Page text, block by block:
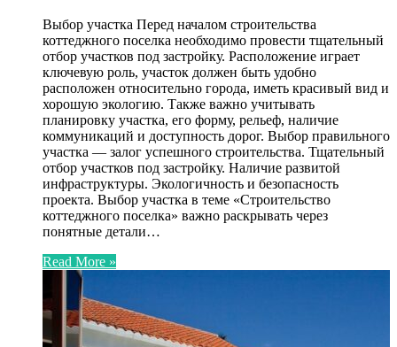
Выбор участка Перед началом строительства
коттеджного поселка необходимо провести тщательный
отбор участков под застройку. Расположение играет
ключевую роль, участок должен быть удобно
расположен относительно города, иметь красивый вид и
хорошую экологию. Также важно учитывать
планировку участка, его форму, рельеф, наличие
коммуникаций и доступность дорог. Выбор правильного
участка — залог успешного строительства. Тщательный
отбор участков под застройку. Наличие развитой
инфраструктуры. Экологичность и безопасность
проекта. Выбор участка в теме «Строительство
коттеджного поселка» важно раскрывать через
понятные детали…
Read More »